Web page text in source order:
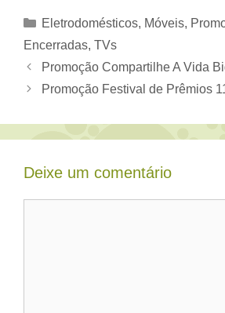
Categorias
Eletrodomésticos, Móveis,
Encerradas, TVs
Promoção Compartilhe A Vida
Promoção Festival de Prêmios
Deixe um comentário